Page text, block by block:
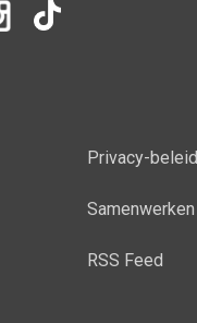
Privacy-beleid
Samenwerken
RSS Feed